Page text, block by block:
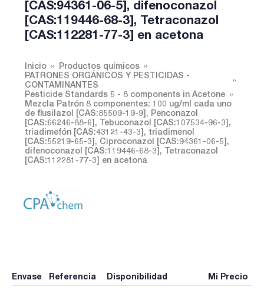
[CAS:94361-06-5], difenoconazol
[CAS:119446-68-3], Tetraconazol
[CAS:112281-77-3] en acetona
Inicio
Productos químicos
PATRONES ORGÁNICOS Y PESTICIDAS -
CONTAMINANTES
Pesticide Standards 5 - 8 components in Acetone
Mezcla Patrón 8 componentes: 100 ug/ml cada uno
de flusilazol [CAS:85509-19-9], Penconazol
[CAS:66246-88-6], Tebuconazol [CAS:107534-96-3],
triadimefón [CAS:43121-43-3], triadimenol
[CAS:55219-65-3], Ciproconazol [CAS:94361-06-5],
difenoconazol [CAS:119446-68-3], Tetraconazol
[CAS:112281-77-3] en acetona
Envase Referencia Disponibilidad Mi Precio